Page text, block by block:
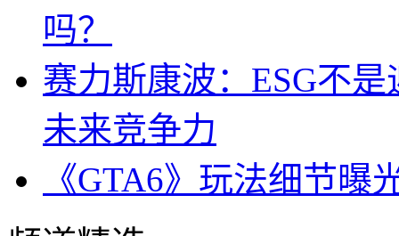
吗？
赛力斯康波：ESG不
未来竞争力
《GTA6》玩法细节